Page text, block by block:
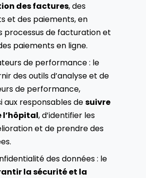
des factures, des
et des paiements, en
processus de facturation et
paiements en ligne.
de performance : le
des outils d’analyse et de
de performance,
responsables desuivre
l’hôpital, d’identifier les
et de prendre des
des données : le
la sécurité et la